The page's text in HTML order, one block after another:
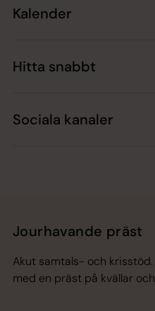
Kalender
Hitta snabbt
Sociala kanaler
Jourhavande präst
Akut samtals- och
med en präst på kvällar